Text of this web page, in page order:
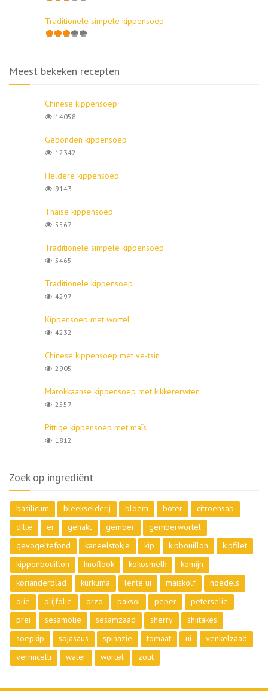
Traditionele simpele kippensoep
Meest bekeken recepten
Chinese kippensoep
14058
Gebonden kippensoep
12342
Heldere kippensoep
9143
Thaise kippensoep
5567
Traditionele simpele kippensoep
5465
Traditionele kippensoep
4297
Kippensoep met wortel
4232
Chinese kippensoep met ve-tsin
2905
Marokkaanse kippensoep met kikkererwten
2557
Pittige kippensoep met maïs
1812
Zoek op ingrediënt
basilicum bleekselderij bloem boter
citroensap
dille
ei gehakt gember
gemberwortel
gevogeltefond
kaneelstokje kip kipbouillon
kipfilet
kippenbouillon
knoflook kokosmelk
komijn
korianderblad
kurkuma lente ui maiskolf
noedels
olie
olijfolie orzo paksoi peper
peterselie
prei
sesamolie sesamzaad sherry
shiitakes
soepkip
sojasaus spinazie tomaat ui
venkelzaad
vermicelli
water wortel zout